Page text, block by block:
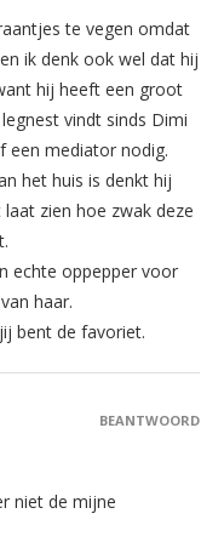
te vegen omdat
ik denk ook wel dat hij
hij heeft een groot
vindt sinds Dimi
een mediator nodig.
het huis is denkt hij
zien hoe zwak deze
echte oppepper voor
haar.
bent de favoriet.
niet de mijne
BEANTWOORD